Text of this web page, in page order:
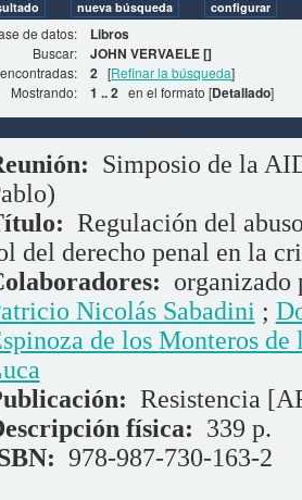
de datos: Libros
Buscar: JOHN VERVAELE []
2 [Refinar la búsqueda]
Mostrando:
1 .. 2 en el formato [Detallado]
Libros
Simposio de la
Regulación del
del derecho penal en la
organizado
Nicolás Sabadini ;
de los Monteros de
Resistencia
física: 339 p.
978-987-730-163-2